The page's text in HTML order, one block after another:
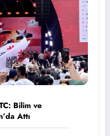
Bilim ve
Attı